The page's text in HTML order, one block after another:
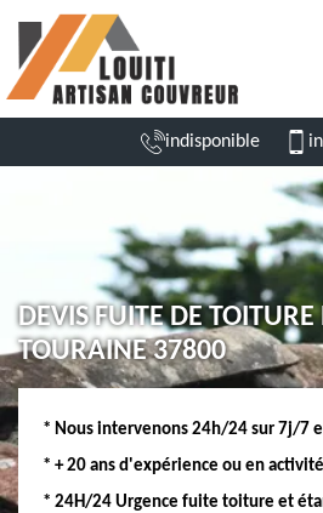
indisponible
DEVIS FUITE DE
TOURAINE 37800
* Nous intervenons 24h/24 sur 7j/7
* + 20 ans d'expérience ou en
* 24H/24 Urgence fuite toiture et